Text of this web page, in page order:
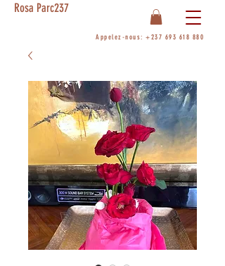
Rosa Parc237
Appelez-nous: +237 693 618 880